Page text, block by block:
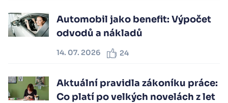
Automobil jako benefit: Výpočet
odvodů a nákladů
14. 07. 2026 24
Aktuální pravidla zákoníku práce:
Co platí po velkých novelách z let